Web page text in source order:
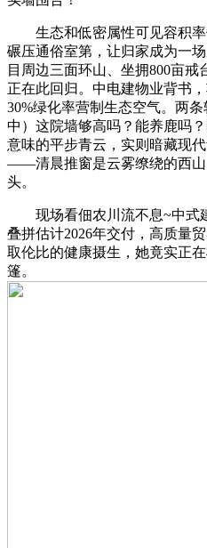
生态和低密属性可见容积率
碾压通俗室第，让归家成为一
目周边三面环山、坐拥800亩
正在此回归。中电建物业背书
30%绿化率营制生态空气。两
中）这院墙够高吗？能养鹿吗
意味的平步青云，实则暗藏现
——清晨推窗是云雾缭绕的西山
头。
现场看佃农川流不息~中式
叠拼估计2026年交付，高质量
取伦比的健康摄生，她竟实正
篷。